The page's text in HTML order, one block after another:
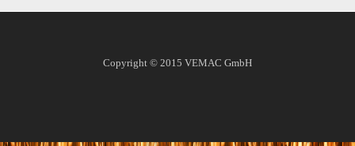
Copyright © 2015 VEMAC GmbH